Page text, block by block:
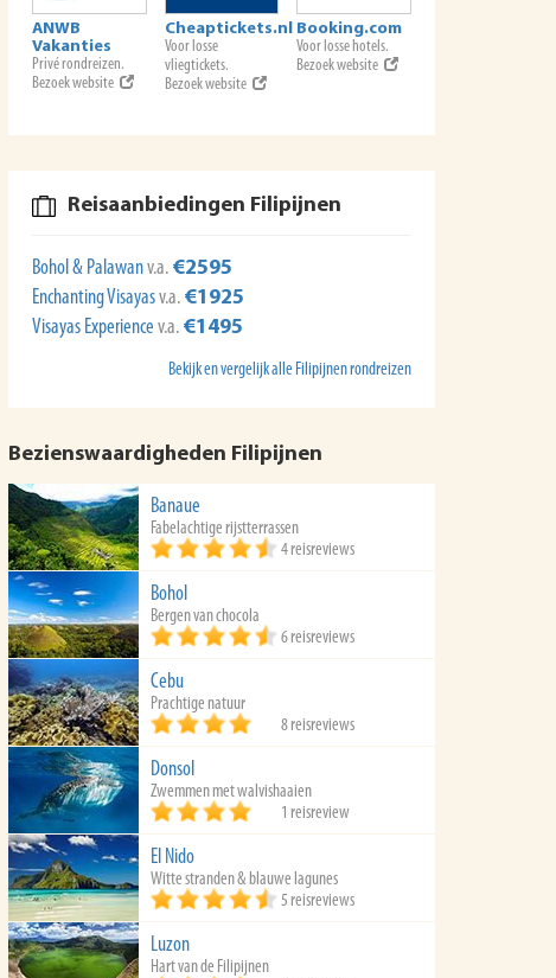
ANWB
Vakanties
Privé rondreizen.
Bezoek website
Cheaptickets.nl
Voor losse
vliegtickets.
Bezoek website
Booking.com
Voor losse hotels.
Bezoek website
Reisaanbiedingen Filipijnen
Bohol & Palawanv.a. €2595
Enchanting Visayasv.a. €1925
Visayas Experience v.a. €1495
Bekijk en vergelijk alle Filipijnen rondreizen
Bezienswaardigheden Filipijnen
Banaue
Fabelachtige rijstterrassen
4 reisreviews
Bohol
Bergen van chocola
6 reisreviews
Cebu
Prachtige natuur
8 reisreviews
Donsol
Zwemmen met walvishaaien
1 reisreview
El Nido
Witte stranden & blauwe lagunes
5 reisreviews
Luzon
Hart van de Filipijnen